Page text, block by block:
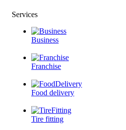
Services
Business
Franchise
Food delivery
Tire fitting